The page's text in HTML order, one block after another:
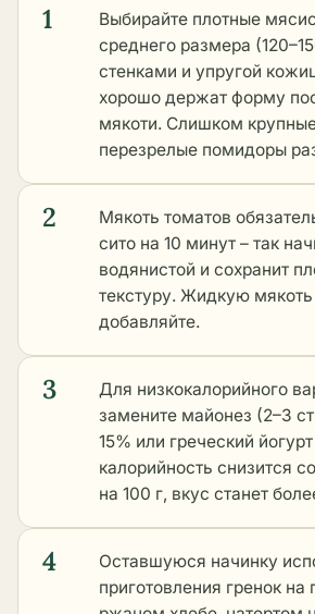
1
Выбирайте плотные
среднего размера
стенками и упругой
хорошо держат форму
мякоти. Слишком
перезрелые помидоры
2
Мякоть томатов
сито на 10 минут – так
водянистой и сохранит
текстуру. Жидкую
добавляйте.
3
Для низкокалорийного
замените майонез (2–3
15% или греческий
калорийность снизится
на 100 г, вкус станет
4
Оставшуюся начинку
приготовления гренок